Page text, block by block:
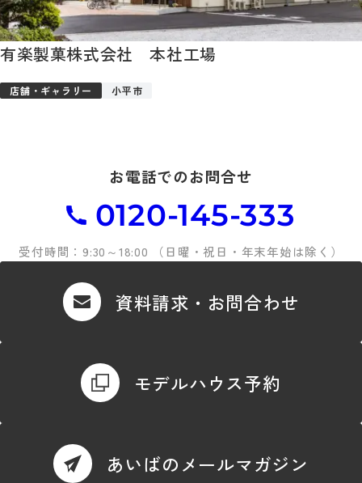
有楽製菓株式会社 本社工場
店舗・ギャラリー 小平市
お電話でのお問合せ
0120-145-333
受付時間：9:30～18:00 （日曜・祝日・年末年始は除く）
資料請求・お問合わせ
モデルハウス予約
あいばのメールマガジン